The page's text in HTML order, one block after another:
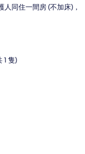
同住一間房 (不加床)，
1 隻)